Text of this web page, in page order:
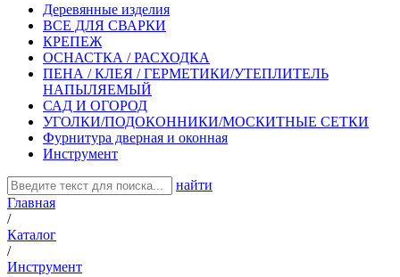
Деревянные изделия
ВСЕ ДЛЯ СВАРКИ
КРЕПЕЖ
ОСНАСТКА / РАСХОДКА
ПЕНА / КЛЕЯ / ГЕРМЕТИКИ/УТЕПЛИТЕЛЬ
НАПЫЛЯЕМЫЙ
САД И ОГОРОД
УГОЛКИ/ПОДОКОННИКИ/МОСКИТНЫЕ СЕТКИ
Фурнитура дверная и оконная
Инструмент
найти
Главная
/
Каталог
/
Инструмент